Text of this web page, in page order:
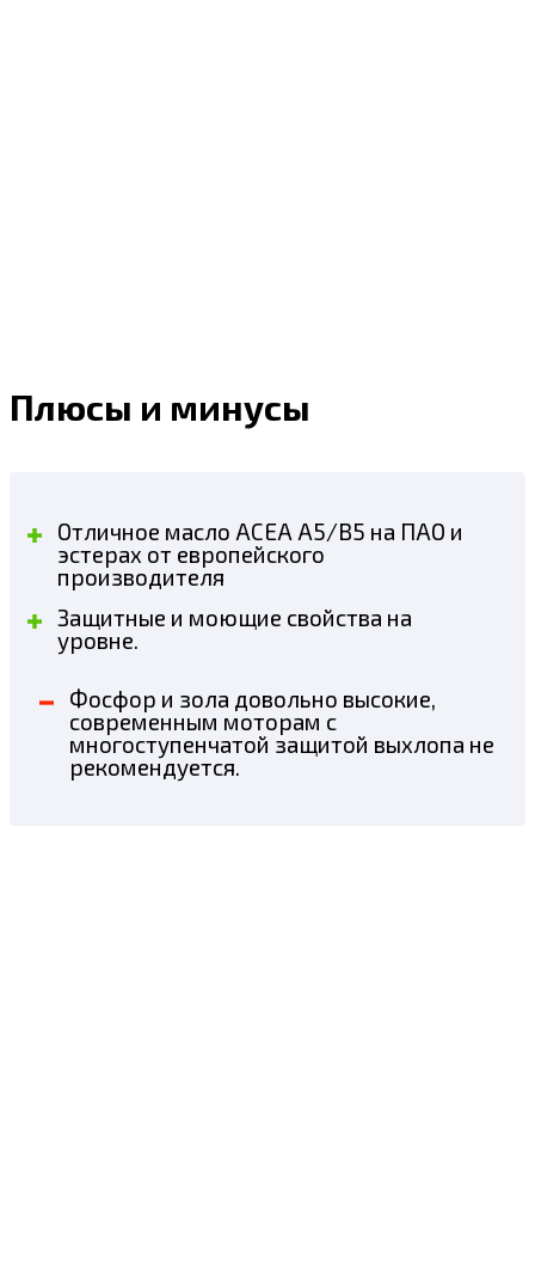
Плюсы и минусы
Отличное масло ACEA A5/B5 на ПАО и
эстерах от европейского
производителя
Защитные и моющие свойства на
уровне.
Фосфор и зола довольно высокие,
современным моторам с
многоступенчатой защитой выхлопа не
рекомендуется.